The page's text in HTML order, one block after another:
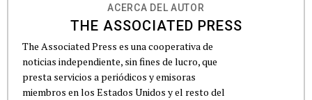
ACERCA DEL AUTOR
THE ASSOCIATED PRESS
The Associated Press es una cooperativa de
noticias independiente, sin fines de lucro, que
presta servicios a periódicos y emisoras
miembros en los Estados Unidos y el resto del